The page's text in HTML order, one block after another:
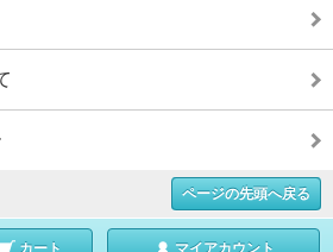
ページの先頭へ戻る
カート マイアカウント